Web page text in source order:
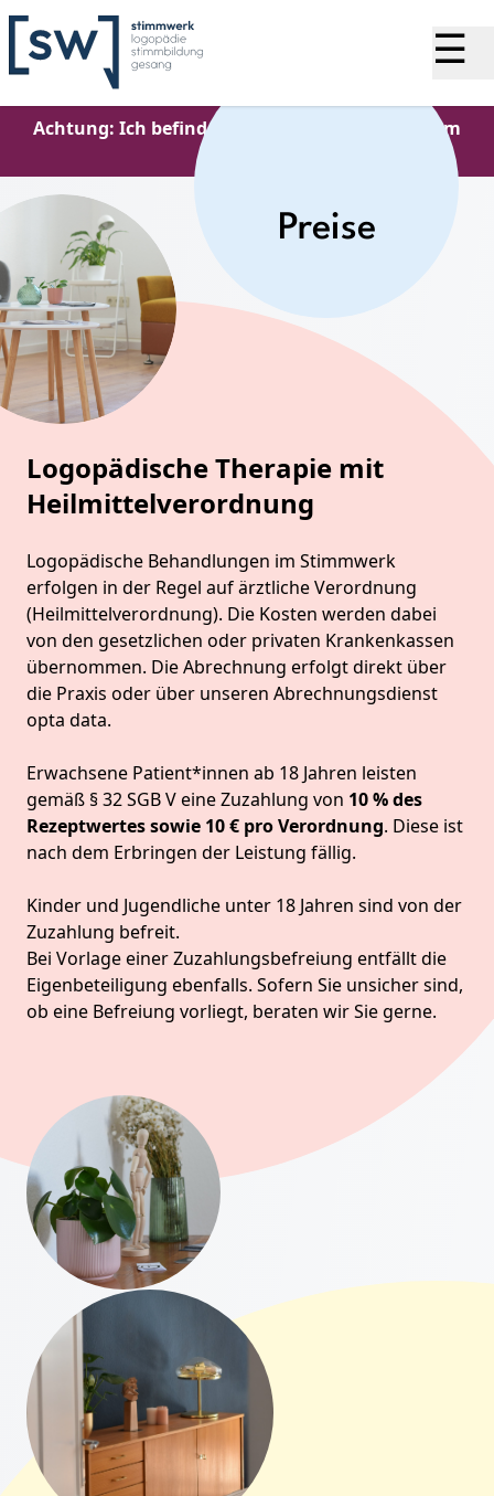
☰
Achtung: Ich befinde mich bis zum 02.08.2026 im
Preise
Logopädische Therapie mit
Heilmittelverordnung
Logopädische Behandlungen im Stimmwerk
erfolgen in der Regel auf ärztliche Verordnung
(Heilmittelverordnung). Die Kosten werden dabei
von den gesetzlichen oder privaten Krankenkassen
übernommen. Die Abrechnung erfolgt direkt über
die Praxis oder über unseren Abrechnungsdienst
opta data.
Erwachsene Patient*innen ab 18 Jahren leisten
gemäß § 32 SGB V eine Zuzahlung von 10 % des
Rezeptwertes sowie 10 € pro Verordnung. Diese ist
nach dem Erbringen der Leistung fällig.
Kinder und Jugendliche unter 18 Jahren sind von der
Zuzahlung befreit.
Bei Vorlage einer Zuzahlungsbefreiung entfällt die
Eigenbeteiligung ebenfalls. Sofern Sie unsicher sind,
ob eine Befreiung vorliegt, beraten wir Sie gerne.